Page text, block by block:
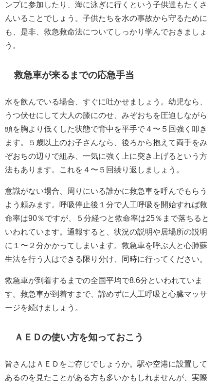
ンプに参加したり、海に泳ぎに行くという子供達もたくさ
んいることでしょう。子供たちを水の事故から守るために
も、是非、救急救命法についてしっかり学んでおきましょ
う。
救急車が来るまでの応急手当
水を飲んでいる場合、すぐに吐かせましょう。幼児なら、
うつ伏せにして大人の膝にのせ、みぞおちを圧迫しながら
頭を胸より低くした状態で背中を平手で４〜５回強く叩き
ます。５歳以上のお子さんなら、後ろから抱えて両手をみ
ぞおちの辺りで組み、一気に強く上に突き上げるという方
法もあります。これを４〜５回繰り返しましょう。
意識がない場合、周りにいる誰かに救急車を呼んでもらう
よう頼みます。呼吸停止後１分で人工呼吸を開始すれば救
命率は90％ですが、５分経つと救命率は25％まで落ちると
いわれています。通報すると、状況の説明や居場所の説明
に１〜２分かかってしまいます。救急車を呼ぶ人と心肺蘇
生法を行う人はできる限り分け、同時に行ってください。
救急車が到着するまでの全国平均で8.6分といわれていま
す。救急車が到着すまで、諦めずに人工呼吸と心臓マッサ
ージを続けましょう。
ＡＥＤの使い方を知っておこう
皆さんはＡＥＤをご存じでしょうか。駅や空港に設置して
あるのを見たことがある方も多いかもしれませんが、実際